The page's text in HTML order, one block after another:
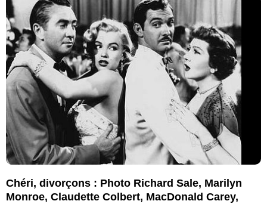
Chéri, divorçons : Photo Richard Sale, Marilyn
Monroe, Claudette Colbert, MacDonald Carey,